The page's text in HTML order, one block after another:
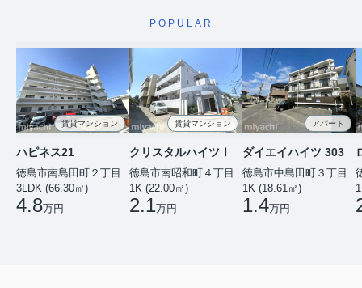
POPULAR
賃貸マンション
ハピネス21
徳島市南島田町２丁目
3LDK (66.30㎡)
4.8万円
賃貸マンション
クリスタルハイツⅠ
徳島市南昭和町４丁目
1K (22.00㎡)
2.1万円
アパート
ダイエイハイツ 303
徳島市中島田町３丁目
1K (18.61㎡)
1.4万円